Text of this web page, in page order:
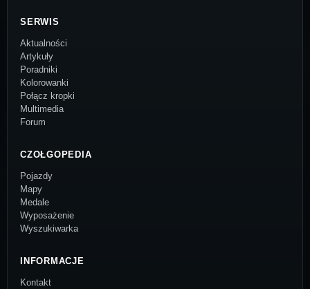
SERWIS
Aktualności
Artykuły
Poradniki
Kolorowanki
Połącz kropki
Multimedia
Forum
CZOŁGOPEDIA
Pojazdy
Mapy
Medale
Wyposażenie
Wyszukiwarka
INFORMACJE
Kontakt